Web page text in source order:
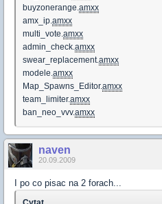
buyzonerange.amxx
amx_ip.amxx
multi_vote.amxx
admin_check.amxx
swear_replacement.amxx
modele.amxx
Map_Spawns_Editor.amxx
team_limiter.amxx
ban_neo_vvv.amxx
naven
20.09.2009
I po co pisac na 2 forach...